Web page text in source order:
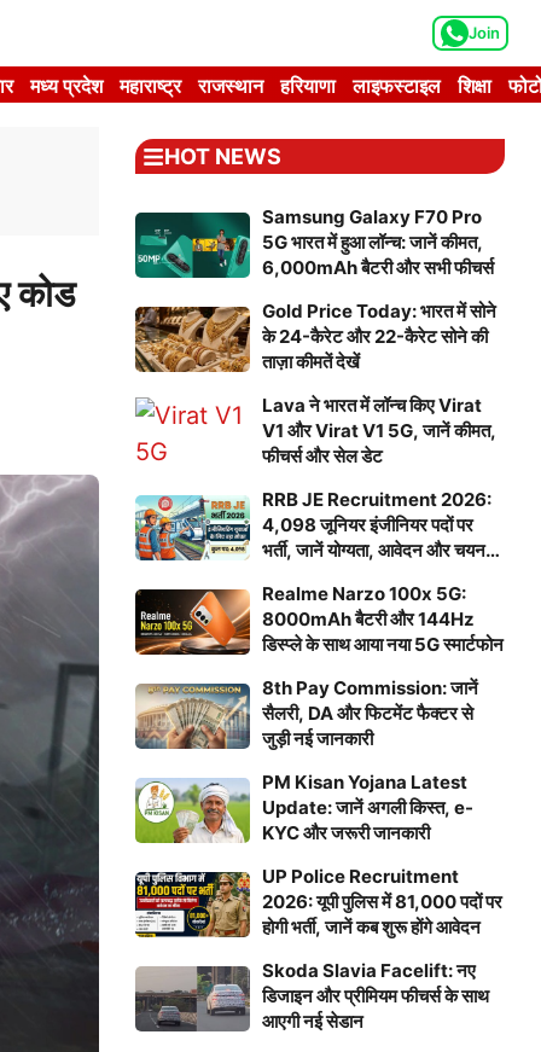
Join
मध्य प्रदेश महाराष्ट्र राजस्थान हरियाणा लाइफस्टाइल शिक्षा
कोड
HOT NEWS
Samsung Galaxy F70 Pro
5G भारत में हुआ लॉन्च: जानें कीमत,
6,000mAh बैटरी और सभी फीचर्स
Gold Price Today: भारत में सोने
के 24-कैरेट और 22-कैरेट सोने की
ताज़ा कीमतें देखें
Lava ने भारत में लॉन्च किए Virat
V1 और Virat V1 5G, जानें कीमत,
फीचर्स और सेल डेट
RRB JE Recruitment 2026:
4,098 जूनियर इंजीनियर पदों पर
भर्ती, जानें योग्यता, आवेदन और चयन
Realme Narzo 100x 5G:
8000mAh बैटरी और 144Hz
डिस्प्ले के साथ आया नया 5G स्मार्टफोन
8th Pay Commission: जानें
सैलरी, DA और फिटमेंट फैक्टर से
जुड़ी नई जानकारी
PM Kisan Yojana Latest
Update: जानें अगली किस्त, e-
KYC और जरूरी जानकारी
UP Police Recruitment
2026: यूपी पुलिस में 81,000 पदों पर
होगी भर्ती, जानें कब शुरू होंगे आवेदन
Skoda Slavia Facelift: नए
डिजाइन और प्रीमियम फीचर्स के साथ
आएगी नई सेडान